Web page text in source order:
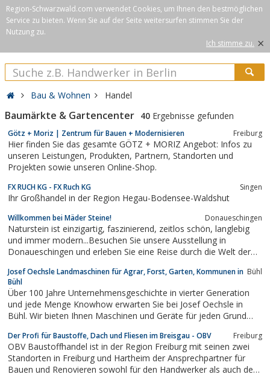
Region-Schwarzwald.com verwendet Cookies, um Ihnen den bestmöglichen
Service zu bieten. Wenn Sie auf der Seite weitersurfen stimmen Sie der
Nutzung zu.
Ich stimme zu. ×
Bau & Wohnen Handel
Baumärkte & Gartencenter 40 Ergebnisse gefunden
Götz + Moriz | Zentrum für Bauen + Modernisieren Freiburg
Hier finden Sie das gesamte GÖTZ + MORIZ Angebot: Infos zu
unseren Leistungen, Produkten, Partnern, Standorten und
Projekten sowie unseren Online-Shop.
FX RUCH KG - FX Ruch KG Singen
Ihr Großhandel in der Region Hegau-Bodensee-Waldshut
Willkommen bei Mäder Steine! Donaueschingen
Naturstein ist einzigartig, faszinierend, zeitlos schön, langlebig
und immer modern...Besuchen Sie unsere Ausstellung in
Donaueschingen und erleben Sie eine Reise durch die Welt der
Josef Oechsle Landmaschinen für Agrar, Forst, Garten, Kommunen in
Bühl
Bühl
Über 100 Jahre Unternehmensgeschichte in vierter Generation
und jede Menge Knowhow erwarten Sie bei Josef Oechsle in
Bühl. Wir bieten Ihnen Maschinen und Geräte für jeden Grund
Gartenbesitzer.
Der Profi für Baustoffe, Dach und Fliesen im Breisgau - OBV Freiburg
OBV Baustoffhandel ist in der Region Freiburg mit seinen zwei
Standorten in Freiburg und Hartheim der Ansprechpartner für
Bauen und Renovieren sowohl für den Handwerker als auch den